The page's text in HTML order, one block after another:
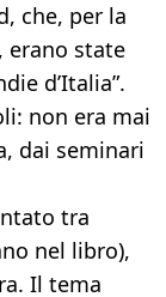
che, per la
erano state
d’Italia”.
non era mai
dai seminari
tra
nel libro),
Il tema